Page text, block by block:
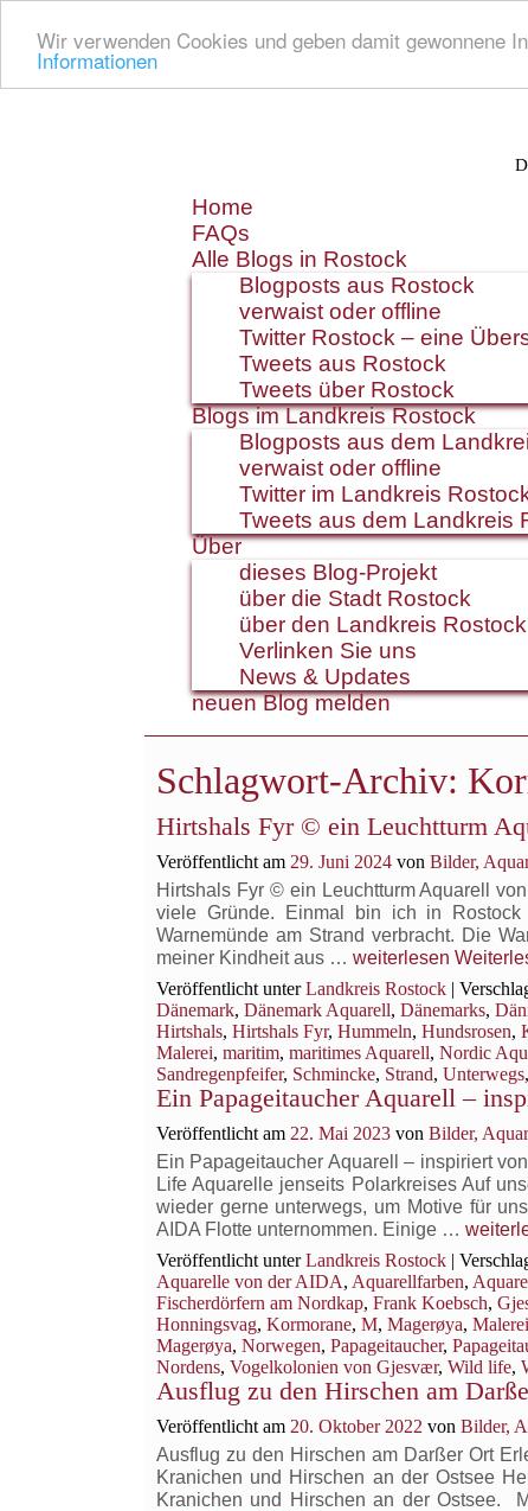
Wir verwenden Cookies und geben damit gewonnene
Informationen
Inhalt
springen
Home
FAQs
Alle Blogs in Rostock
Blogposts aus Rostock
verwaist oder offline
Twitter Rostock – eine
Tweets aus Rostock
Tweets über Rostock
Blogs im Landkreis Rostock
Blogposts aus dem
verwaist oder offline
Twitter im Landkreis
Tweets aus dem Landkreis
Über
dieses Blog-Projekt
über die Stadt Rostock
über den Landkreis Rostock
Verlinken Sie uns
News & Updates
neuen Blog melden
Schlagwort-Archiv:
Hirtshals Fyr © ein Leuchtturm
Veröffentlicht am 29. Juni 2024 von Bilder,
Hirtshals Fyr © ein Leuchtturm Aquarell
viele Gründe. Einmal bin ich in
Warnemünde am Strand verbracht. Die
meiner Kindheit aus … Hirtshals
Fyr
©
ein
Leuchtturm
Aquarell
von
Frank Koebsch
weiterlesen
Veröffentlicht unter Landkreis Rostock |
Dänemark, Dänemark Aquarell, Dänemarks,
Hirtshals, Hirtshals Fyr, Hummeln, Hundsrosen,
Malerei, maritim, maritimes Aquarell, Nordic
Sandregenpfeifer, Schmincke, Strand, Unterwegs,
Ein Papageitaucher Aquarell –
Veröffentlicht am 22. Mai 2023 von Bilder,
Ein Papageitaucher Aquarell – inspiriert
Life Aquarelle jenseits Polarkreises Auf
wieder gerne unterwegs, um Motive für
AIDA Flotte unternommen. Einige … Ein
–
inspiriert
von
einem
Besuch
Veröffentlicht unter Landkreis Rostock |
Aquarelle von der AIDA, Aquarellfarben,
Fischerdörfern am Nordkap, Frank Koebsch,
Honningsvag, Kormorane, M, Magerøya, Malerei
Magerøya, Norwegen, Papageitaucher,
Nordens, Vogelkolonien von Gjesvær, Wild life,
Ausflug zu den Hirschen am
Veröffentlicht am 20. Oktober 2022 von Bilder,
Ausflug zu den Hirschen am Darßer Ort
Kranichen und Hirschen an der Ostsee
Kranichen und Hirschen an der Ostsee.